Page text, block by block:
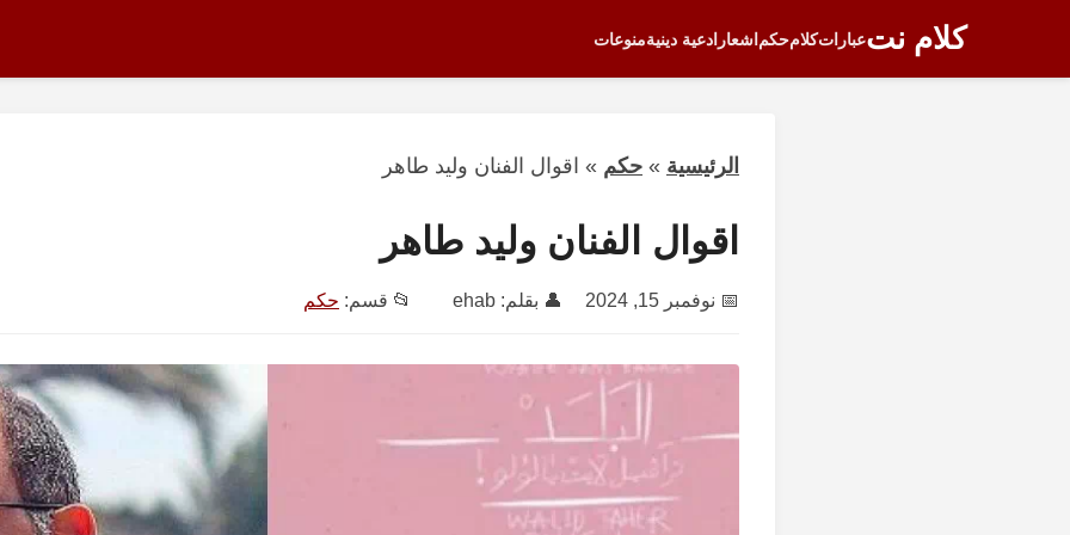
كلام نتعباراتكلامحكم اشعار ادعية دينيةمنوعات
الرئيسية » حكم » اقوال الفنان وليد طاهر
اقوال الفنان وليد طاهر
📅 نوفمبر 15, 2024 👤 بقلم: ehab 📂 قسم: حكم